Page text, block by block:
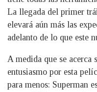
La llegada del primer
elevará aún más las
adelanto de lo que este
A medida que se acerca
entusiasmo por esta
para menos: Superman